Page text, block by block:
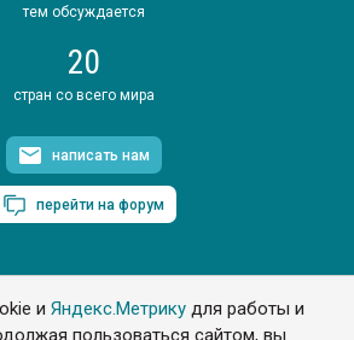
иЯндекс.Метрику для работы и
пользоваться сайтом, вы
тем обсуждается
20
стран со всего мира
написать нам
перейти на форум
© 2006. Все права защищены
материалов сайта с обязательной